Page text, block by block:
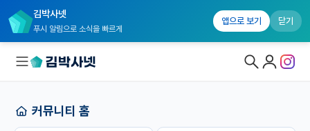
김박사넷
푸시 알림으로 소식을 빠르게
앱으로 보기 닫기
대학원생 모집
커뮤니티 홈
홈 전체글보기 IF 명예의 전당 자유 게시판(